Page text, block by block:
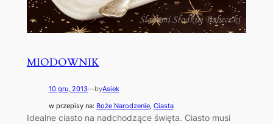
MIODOWNIK
10 gru, 2013—byAsiek
w przepisy na: Boże Narodzenie, Ciasta
Idealne ciasto na nadchodzące święta. Ciasto musi